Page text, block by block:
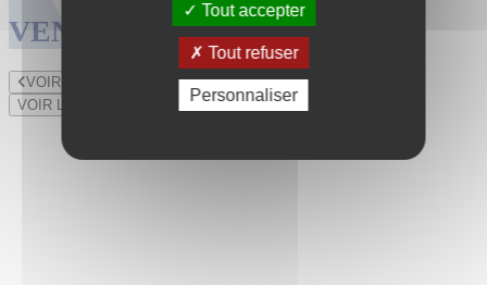
VENTES TERMINÉES
VOIR LE LOT PRÉCÉDENT
VOIR LE LOT SUIVANT
Tout accepter
Tout refuser
Personnaliser